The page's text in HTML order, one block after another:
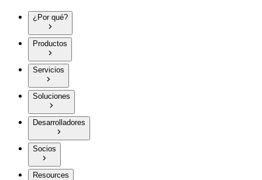
¿Por qué?
Productos
Servicios
Soluciones
Desarrolladores
Socios
Resources